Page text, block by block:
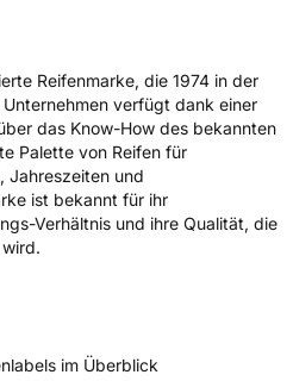
(GPSR)
Alikahya Fatih mah. Sanayi
Izmit /KOCAELI TURKEY,
Reifenmarke, die 1974 in der
verfügt dank einer
das Know-How des bekannten
Palette von Reifen für
Jahreszeiten und
ist bekannt für ihr
Verhältnis und ihre Qualität, die
im Überblick